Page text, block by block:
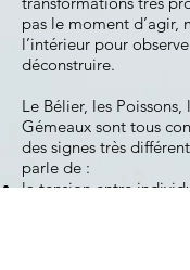
pas le moment d’agir,
l’intérieur pour
déconstruire.
Le Bélier, les Poissons,
Gémeaux sont tous
des signes très
parle de :
la tension entre